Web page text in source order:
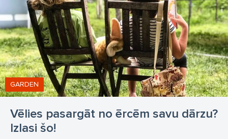
dezinsekcija kafejnīcās
dezinfekcija viesnīcās
dezinsekcija viesnīcās
deratizācija bērnudārzos
deratizācija skolās
deratizācija sociālās aprūpes centros
deratizācija kafejnīcās
deratizācija viesnīcās
deratizācija hosteļos
deratizācija patversmēs
deratizācija veikalos
deratizācija noliktavās
deratizācija birojos
Vēlies pasargāt no ērcēm savu dārzu?
Izlasi šo!
GARDEN